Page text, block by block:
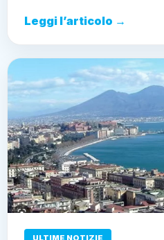
Leggi l’articolo →
ULTIME NOTIZIE